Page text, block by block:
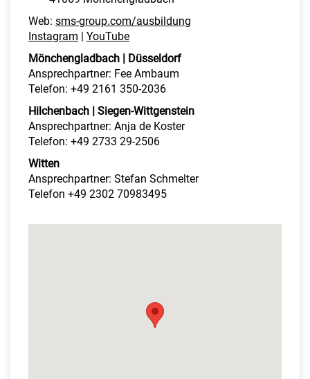
Web: sms-group.com/ausbildung
Instagram | YouTube
Mönchengladbach | Düsseldorf
Ansprechpartner: Fee Ambaum
Telefon: +49 2161 350-2036
Hilchenbach | Siegen-Wittgenstein
Ansprechpartner: Anja de Koster
Telefon: +49 2733 29-2506
Witten
Ansprechpartner: Stefan Schmelter
Telefon +49 2302 70983495